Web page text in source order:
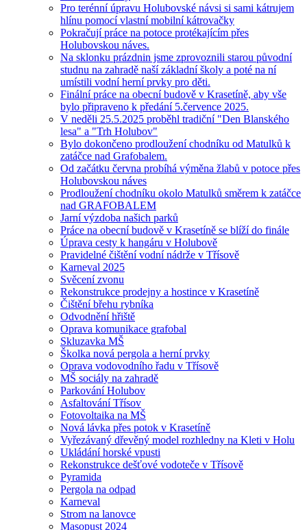
Pro terénní úpravu Holubovské návsi si sami kátrujem
hlínu pomocí vlastní mobilní kátrovačky
Pokračují práce na potoce protékajícím přes
Holubovskou náves.
Na sklonku prázdnin jsme zprovoznili starou původní
studnu na zahradě naší základní školy a poté na ní
umístili vodní herní prvky pro děti.
Finální práce na obecní budově v Krasetíně, aby vše
bylo připraveno k předání 5.července 2025.
V neděli 25.5.2025 proběhl tradiční "Den Blanského
lesa" a "Trh Holubov"
Bylo dokončeno prodloužení chodníku od Matulků k
zatáčce nad Grafobalem.
Od začátku června probíhá výměna žlabů v potoce přes
Holubovskou náves
Prodloužení chodníku okolo Matulků směrem k zatáčce
nad GRAFOBALEM
Jarní výzdoba našich parků
Práce na obecní budově v Krasetíně se blíží do finále
Úprava cesty k hangáru v Holubově
Pravidelné čištění vodní nádrže v Třísově
Karneval 2025
Svěcení zvonu
Rekonstrukce prodejny a hostince v Krasetíně
Čištění břehu rybníka
Odvodnění hřiště
Oprava komunikace grafobal
Skluzavka MŠ
Školka nová pergola a herní prvky
Oprava vodovodního řadu v Třísově
MŠ sociály na zahradě
Parkování Holubov
Asfaltování Třísov
Fotovoltaika na MŠ
Nová lávka přes potok v Krasetíně
Vyřezávaný dřevěný model rozhledny na Kleti v Holu
Ukládání horské vpusti
Rekonstrukce dešťové vodoteče v Třísově
Pyramida
Pergola na odpad
Karneval
Strom na lanovce
Masopust 2024